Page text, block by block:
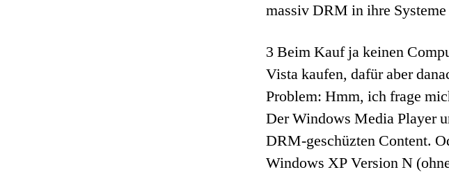
massiv DRM in ihre
3 Beim Kauf ja keinen
Vista kaufen, dafür aber
Problem: Hmm, ich frage
Der Windows Media Player
DRM-geschüzten Content.
Windows XP Version N